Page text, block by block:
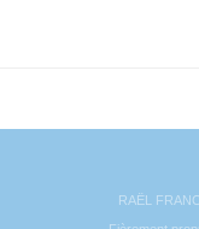
RAËL